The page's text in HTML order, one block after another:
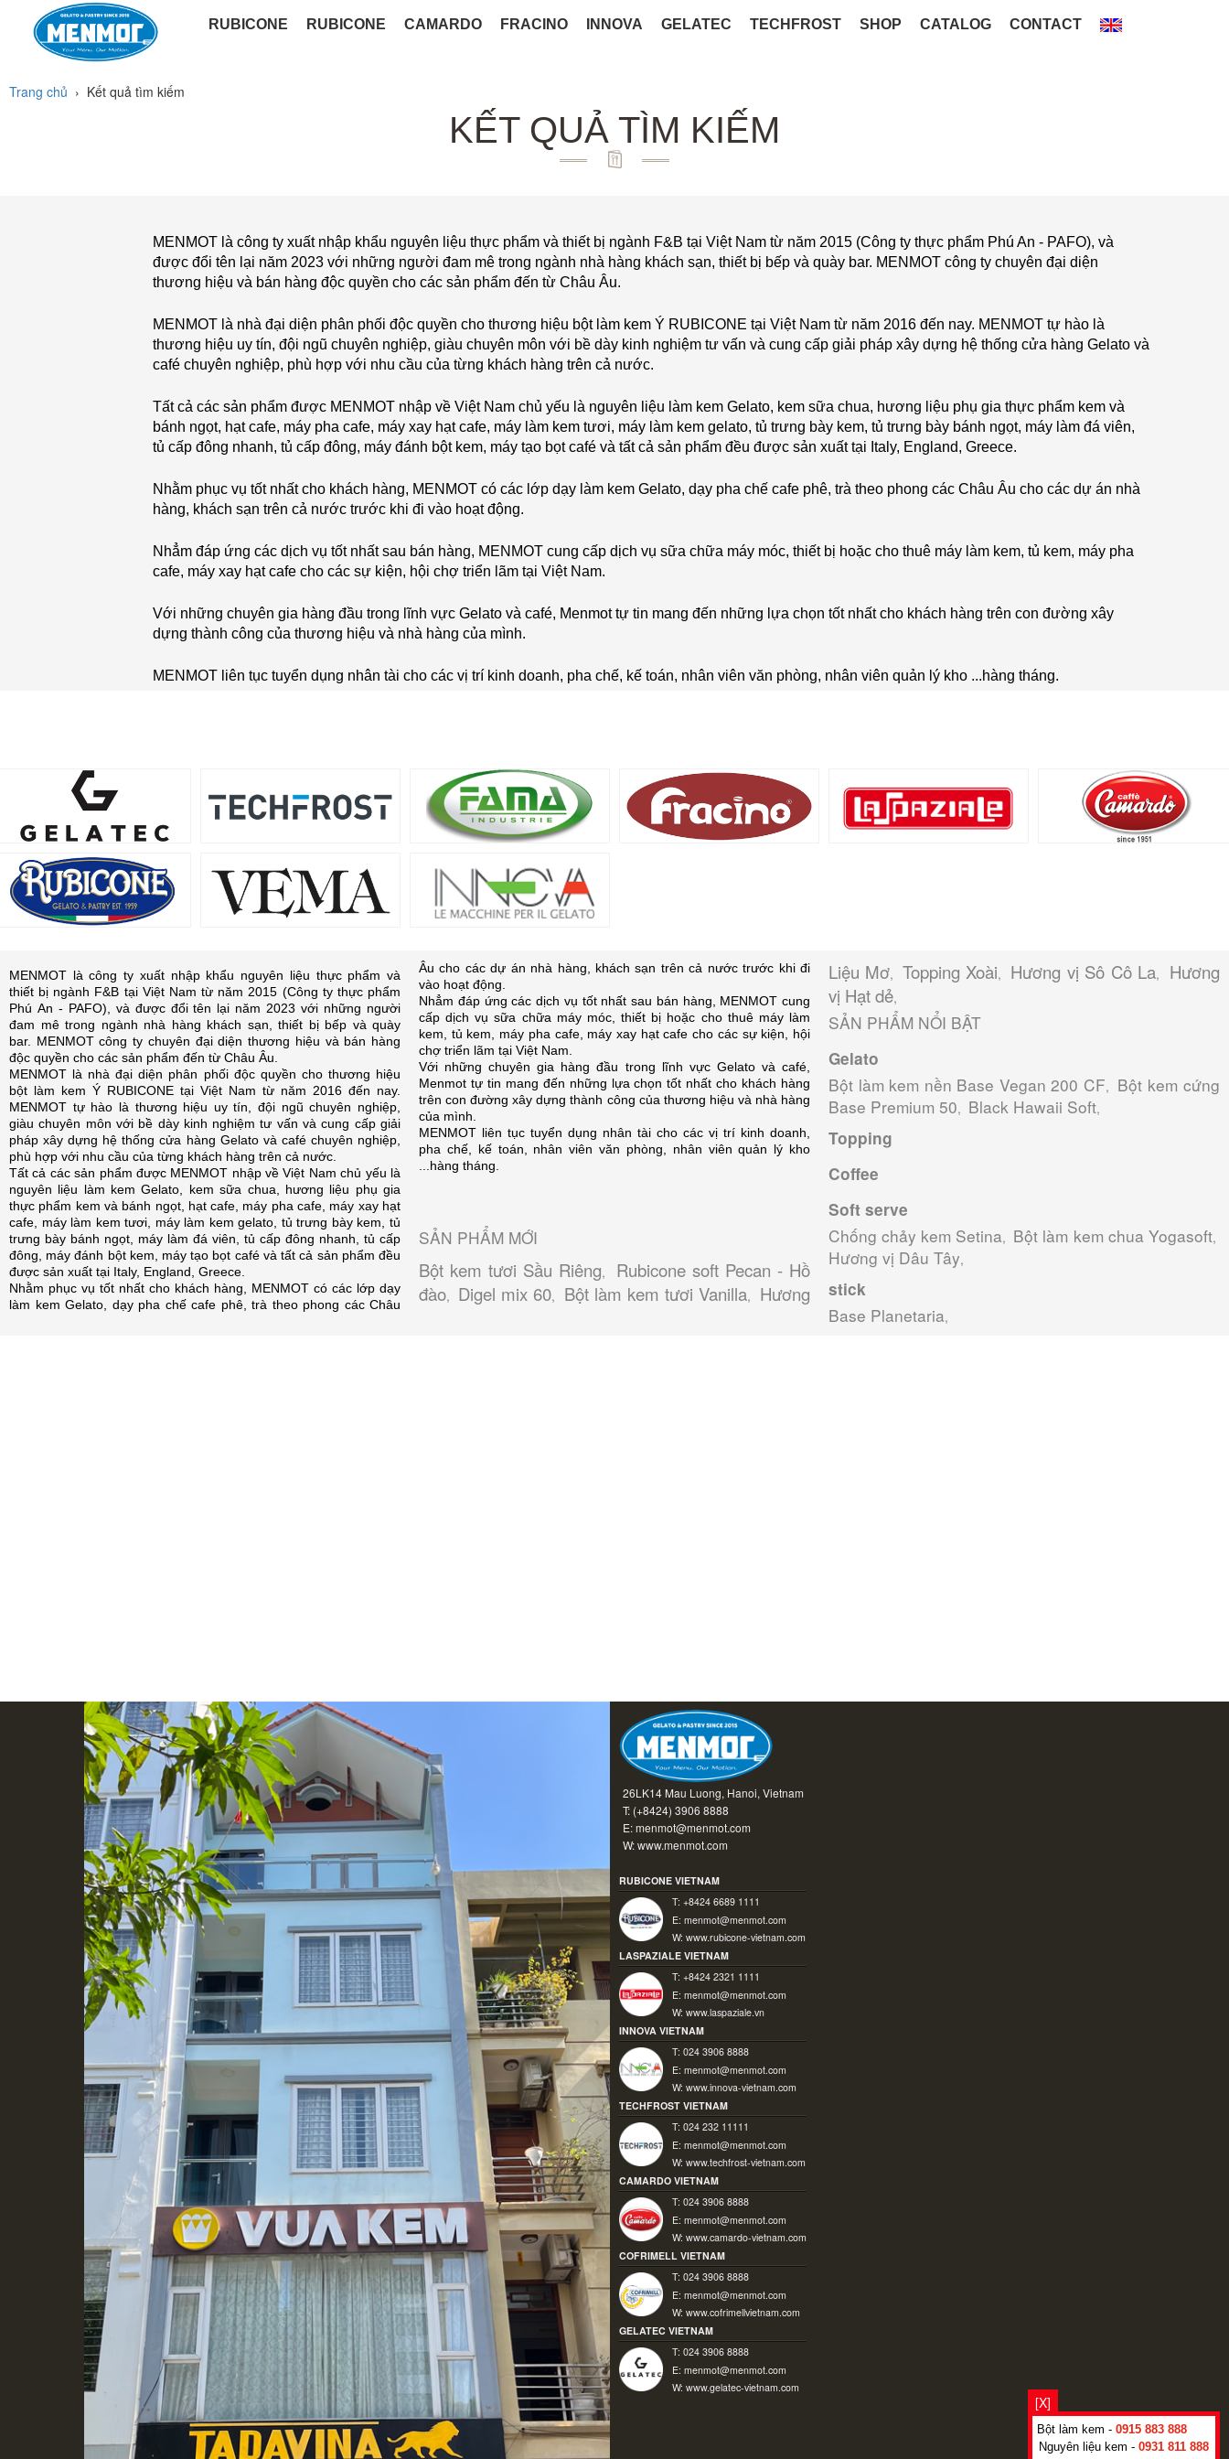
RUBICONE RUBICONE CAMARDO FRACINO INNOVA GELATEC TECHFROST SHOP CATALOG CONTACT
Trang chủ › Kết quả tìm kiếm
KẾT QUẢ TÌM KIẾM
MENMOT là công ty xuất nhập khẩu nguyên liệu thực phẩm và thiết bị ngành F&B tại Việt Nam từ năm 2015 (Công ty thực phẩm Phú An - PAFO), và
được đổi tên lại năm 2023 với những người đam mê trong ngành nhà hàng khách sạn, thiết bị bếp và quày bar. MENMOT công ty chuyên đại diện
thương hiệu và bán hàng độc quyền cho các sản phẩm đến từ Châu Âu.
MENMOT là nhà đại diện phân phối độc quyền cho thương hiệu bột làm kem Ý RUBICONE tại Việt Nam từ năm 2016 đến nay. MENMOT tự hào là
thương hiệu uy tín, đội ngũ chuyên nghiệp, giàu chuyên môn với bề dày kinh nghiệm tư vấn và cung cấp giải pháp xây dựng hệ thống cửa hàng Gelato và
café chuyên nghiệp, phù hợp với nhu cầu của từng khách hàng trên cả nước.
Tất cả các sản phẩm được MENMOT nhập về Việt Nam chủ yếu là nguyên liệu làm kem Gelato, kem sữa chua, hương liệu phụ gia thực phẩm kem và
bánh ngọt, hạt cafe, máy pha cafe, máy xay hạt cafe, máy làm kem tươi, máy làm kem gelato, tủ trưng bày kem, tủ trưng bày bánh ngọt, máy làm đá viên,
tủ cấp đông nhanh, tủ cấp đông, máy đánh bột kem, máy tạo bọt café và tất cả sản phẩm đều được sản xuất tại Italy, England, Greece.
Nhằm phục vụ tốt nhất cho khách hàng, MENMOT có các lớp dạy làm kem Gelato, dạy pha chế cafe phê, trà theo phong các Châu Âu cho các dự án nhà
hàng, khách sạn trên cả nước trước khi đi vào hoạt động.
Nhẳm đáp ứng các dịch vụ tốt nhất sau bán hàng, MENMOT cung cấp dịch vụ sữa chữa máy móc, thiết bị hoặc cho thuê máy làm kem, tủ kem, máy pha
cafe, máy xay hạt cafe cho các sự kiện, hội chợ triển lãm tại Việt Nam.
Với những chuyên gia hàng đầu trong lĩnh vực Gelato và café, Menmot tự tin mang đến những lựa chọn tốt nhất cho khách hàng trên con đường xây
dựng thành công của thương hiệu và nhà hàng của mình.
MENMOT liên tục tuyển dụng nhân tài cho các vị trí kinh doanh, pha chế, kế toán, nhân viên văn phòng, nhân viên quản lý kho ...hàng tháng.
MENMOT là công ty xuất nhập khẩu nguyên liệu thực phẩm và
thiết bị ngành F&B tại Việt Nam từ năm 2015 (Công ty thực phẩm
Phú An - PAFO), và được đổi tên lại năm 2023 với những người
đam mê trong ngành nhà hàng khách sạn, thiết bị bếp và quày
bar. MENMOT công ty chuyên đại diện thương hiệu và bán hàng
độc quyền cho các sản phẩm đến từ Châu Âu.
MENMOT là nhà đại diện phân phối độc quyền cho thương hiệu
bột làm kem Ý RUBICONE tại Việt Nam từ năm 2016 đến nay.
MENMOT tự hào là thương hiệu uy tín, đội ngũ chuyên nghiệp,
giàu chuyên môn với bề dày kinh nghiệm tư vấn và cung cấp giải
pháp xây dựng hệ thống cửa hàng Gelato và café chuyên nghiệp,
phù hợp với nhu cầu của từng khách hàng trên cả nước.
Tất cả các sản phẩm được MENMOT nhập về Việt Nam chủ yếu là
nguyên liệu làm kem Gelato, kem sữa chua, hương liệu phụ gia
thực phẩm kem và bánh ngọt, hạt cafe, máy pha cafe, máy xay hạt
cafe, máy làm kem tươi, máy làm kem gelato, tủ trưng bày kem, tủ
trưng bày bánh ngọt, máy làm đá viên, tủ cấp đông nhanh, tủ cấp
đông, máy đánh bột kem, máy tạo bọt café và tất cả sản phẩm đều
được sản xuất tại Italy, England, Greece.
Nhằm phục vụ tốt nhất cho khách hàng, MENMOT có các lớp dạy
làm kem Gelato, dạy pha chế cafe phê, trà theo phong các Châu
Âu cho các dự án nhà hàng, khách sạn trên cả nước trước khi đi
vào hoạt động.
Nhẳm đáp ứng các dịch vụ tốt nhất sau bán hàng, MENMOT cung
cấp dịch vụ sữa chữa máy móc, thiết bị hoặc cho thuê máy làm
kem, tủ kem, máy pha cafe, máy xay hạt cafe cho các sự kiện, hội
chợ triển lãm tại Việt Nam.
Với những chuyên gia hàng đầu trong lĩnh vực Gelato và café,
Menmot tự tin mang đến những lựa chọn tốt nhất cho khách hàng
trên con đường xây dựng thành công của thương hiệu và nhà hàng
của mình.
MENMOT liên tục tuyển dụng nhân tài cho các vị trí kinh doanh,
pha chế, kế toán, nhân viên văn phòng, nhân viên quản lý kho
...hàng tháng.
SẢN PHẨM MỚI
Bột kem tươi Sầu Riêng, Rubicone soft Pecan - Hồ
đào, Digel mix 60, Bột làm kem tươi Vanilla, Hương
Liệu Mơ, Topping Xoài, Hương vị Sô Cô La, Hương
vị Hạt dẻ,
SẢN PHẨM NỔI BẬT
Gelato
Bột làm kem nền Base Vegan 200 CF, Bột kem cứng
Base Premium 50, Black Hawaii Soft,
Topping
Coffee
Soft serve
Chống chảy kem Setina, Bột làm kem chua Yogasoft,
Hương vị Dâu Tây,
stick
Base Planetaria,
[X]
Bột làm kem - 0915 883 888
Nguyên liệu kem - 0931 811 888